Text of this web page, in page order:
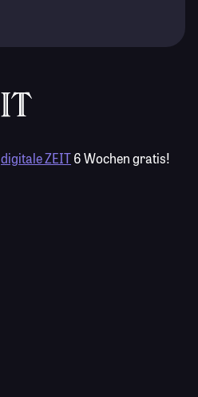
digitale ZEIT6 Wochen gratis!